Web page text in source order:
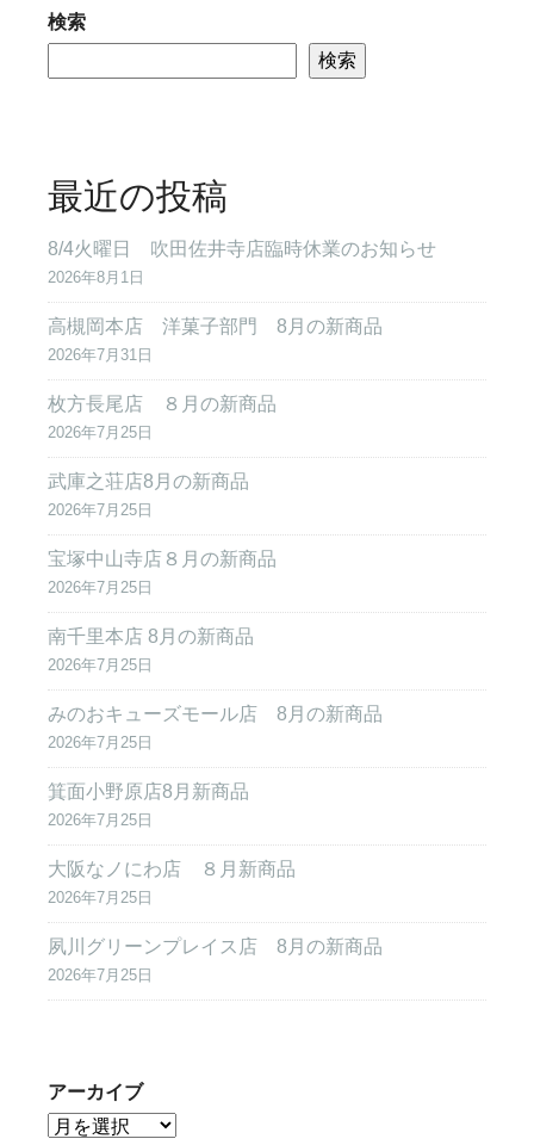
検索
検索
最近の投稿
8/4火曜日 吹田佐井寺店臨時休業のお知らせ
2026年8月1日
高槻岡本店 洋菓子部門 8月の新商品
2026年7月31日
枚方長尾店 ８月の新商品
2026年7月25日
武庫之荘店8月の新商品
2026年7月25日
宝塚中山寺店８月の新商品
2026年7月25日
南千里本店 8月の新商品
2026年7月25日
みのおキューズモール店 8月の新商品
2026年7月25日
箕面小野原店8月新商品
2026年7月25日
大阪なノにわ店 ８月新商品
2026年7月25日
夙川グリーンプレイス店 8月の新商品
2026年7月25日
アーカイブ